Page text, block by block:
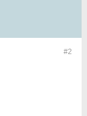
#2